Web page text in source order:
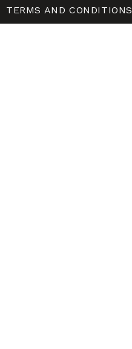
TERMS AND CONDITIONS